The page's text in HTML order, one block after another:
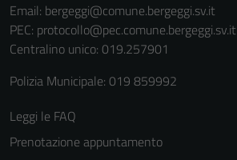
Email: bergeggi@comune.bergeggi.sv.it
PEC: protocollo@pec.comune.bergeggi.sv.it
Centralino unico: 019.257901
Polizia Municipale: 019 859992
Leggi le FAQ
Prenotazione appuntamento